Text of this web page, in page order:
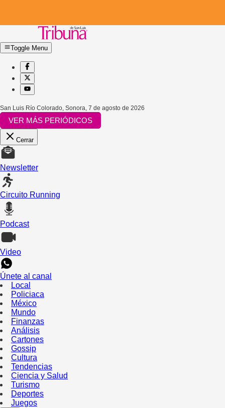
Toggle Menu
San Luis Río Colorado, Sonora, 7 de agosto de 2026
VER MÁS PERIÓDICOS
Cerrar
Newsletter
Circuito Running
Podcast
Video
Únete al canal
Local
Policiaca
México
Mundo
Finanzas
Análisis
Cartones
Gossip
Cultura
Tendencias
Ciencia y Salud
Turismo
Deportes
Juegos